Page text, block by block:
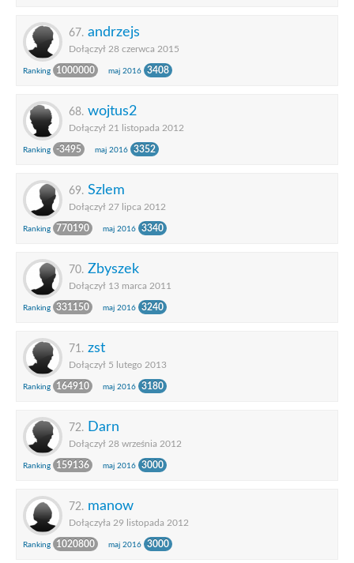
67. andrzejs
Dołączył 28 czerwca 2015
Ranking 1000000 maj 2016 3408
68. wojtus2
Dołączył 21 listopada 2012
Ranking -3495 maj 2016 3352
69. Szlem
Dołączył 27 lipca 2012
Ranking 770190 maj 2016 3340
70. Zbyszek
Dołączył 13 marca 2011
Ranking 331150 maj 2016 3240
71. zst
Dołączył 5 lutego 2013
Ranking 164910 maj 2016 3180
72. Darn
Dołączył 28 września 2012
Ranking 159136 maj 2016 3000
72. manow
Dołączyła 29 listopada 2012
Ranking 1020800 maj 2016 3000